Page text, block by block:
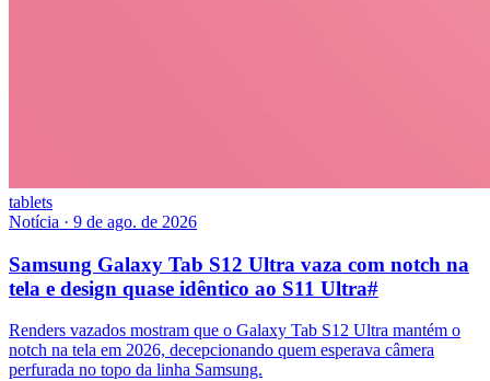
tablets
Notícia · 9 de ago. de 2026
Samsung Galaxy Tab S12 Ultra vaza com notch na
tela e design quase idêntico ao S11 Ultra#
Renders vazados mostram que o Galaxy Tab S12 Ultra mantém o
notch na tela em 2026, decepcionando quem esperava câmera
perfurada no topo da linha Samsung.